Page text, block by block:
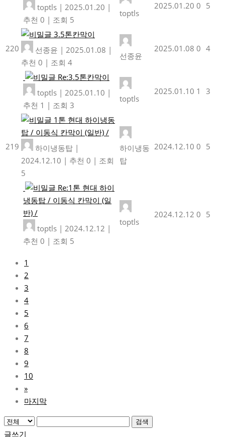
toptls | 2025.01.20 |
추천 0 | 조회 5
toptls
2025.01.20 0 5
220
3.5톤칸막이
선종윤 | 2025.01.08 |
추천 0 | 조회 4
선종윤
2025.01.08 0 4
Re:3.5톤칸막이
toptls | 2025.01.10 |
추천 1 | 조회 3
toptls
2025.01.10 1 3
219
1톤 현대 하이냉동
탑 / 이동식 칸막이 (일반) /
하이냉동탑 |
2024.12.10 | 추천 0 | 조회
5
하이냉동
탑
2024.12.10 0 5
Re:1톤 현대 하이
냉동탑 / 이동식 칸막이 (일
반) /
toptls | 2024.12.12 |
추천 0 | 조회 5
toptls
2024.12.12 0 5
1
2
3
4
5
6
7
8
9
10
»
마지막
검색
글쓰기